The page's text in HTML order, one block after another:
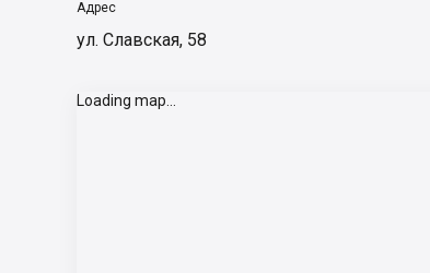
Адрес
ул. Славская, 58
Loading map...